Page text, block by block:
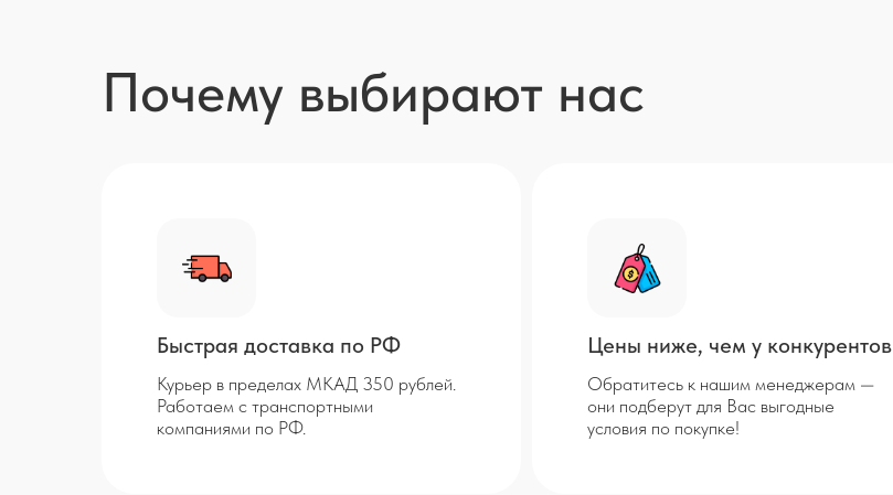
Почему выбирают нас
Быстрая доставка по РФ
Курьер в пределах МКАД 350 рублей.
Работаем с транспортными
компаниями по РФ.
Цены ниже, чем у конкурентов
Обратитесь к нашим менеджерам —
они подберут для Вас выгодные
условия по покупке!